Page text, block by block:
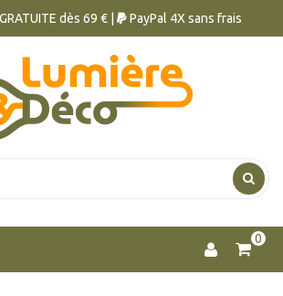
dès 69 € | PayPal 4X sans frais
0